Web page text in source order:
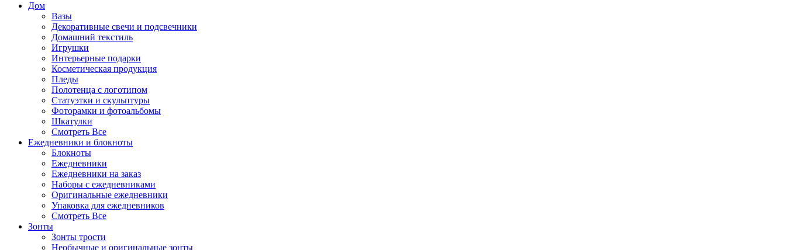
Дом
Вазы
Декоративные свечи и подсвечники
Домашний текстиль
Игрушки
Интерьерные подарки
Косметическая продукция
Пледы
Полотенца с логотипом
Статуэтки и скульптуры
Фоторамки и фотоальбомы
Шкатулки
Смотреть Все
Ежедневники и блокноты
Блокноты
Ежедневники
Ежедневники на заказ
Наборы с ежедневниками
Оригинальные ежедневники
Упаковка для ежедневников
Смотреть Все
Зонты
Зонты трости
Необычные и оригинальные зонты